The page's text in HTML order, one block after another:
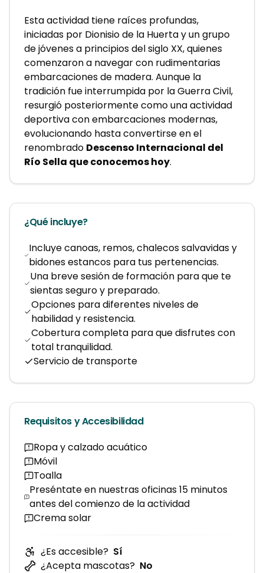
Esta actividad tiene raíces profundas,
iniciadas por Dionisio de la Huerta y un grupo
de jóvenes a principios del siglo XX, quienes
comenzaron a navegar con rudimentarias
embarcaciones de madera. Aunque la
tradición fue interrumpida por la Guerra Civil,
resurgió posteriormente como una actividad
deportiva con embarcaciones modernas,
evolucionando hasta convertirse en el
renombrado Descenso Internacional del
Río Sella que conocemos hoy.
¿Qué incluye?
Incluye canoas, remos, chalecos salvavidas y
bidones estancos para tus pertenencias.
Una breve sesión de formación para que te
sientas seguro y preparado.
Opciones para diferentes niveles de
habilidad y resistencia.
Cobertura completa para que disfrutes con
total tranquilidad.
Servicio de transporte
Requisitos y Accesibilidad
Ropa y calzado acuático
Móvil
Toalla
Preséntate en nuestras oficinas 15 minutos
antes del comienzo de la actividad
Crema solar
¿Es accesible? Sí
¿Acepta mascotas? No